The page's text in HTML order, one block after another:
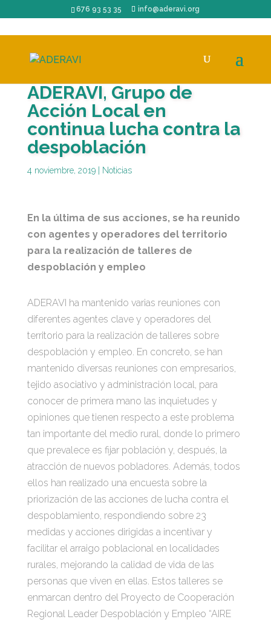
676 93 53 35 info@aderavi.org
ADERAVI, Grupo de
Acción Local en
continua lucha contra la
despoblación
4 noviembre, 2019| Noticias
En la última de sus acciones, se ha reunido
con agentes y operadores del territorio
para la realización de talleres de
despoblación y empleo
ADERAVI ha mantenido varias reuniones con
diferentes agentes clave y operadores del
territorio para la realización de talleres sobre
despoblación y empleo. En concreto, se han
mantenido diversas reuniones con empresarios,
tejido asociativo y administración local, para
conocer de primera mano las inquietudes y
opiniones que tienen respecto a este problema
tan importante del medio rural, donde lo primero
que prevalece es fijar población y, después, la
atracción de nuevos pobladores. Además, todos
ellos han realizado una encuesta sobre la
priorización de las acciones de lucha contra el
despoblamiento, respondiendo sobre 23
medidas y acciones dirigidas a incentivar y
facilitar el arraigo poblacional en localidades
rurales, mejorando la calidad de vida de las
personas que viven en ellas. Estos talleres se
enmarcan dentro del Proyecto de Cooperación
Regional Leader Despoblación y Empleo “AIRE